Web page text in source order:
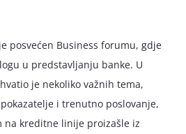
posvećen Business forumu, gdje
u predstavljanju banke. U
je nekoliko važnih tema,
i trenutno poslovanje,
na kreditne linije proizašle iz